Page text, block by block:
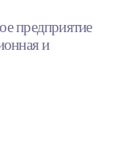
предприятие
и